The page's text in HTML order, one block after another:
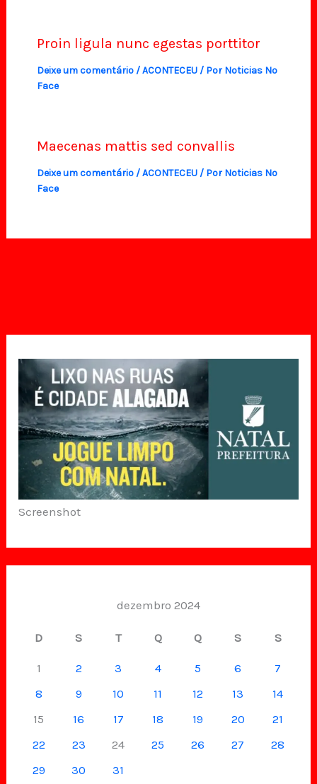
Screenshot
dezembro 2024
D S T Q Q S S
1 2 3 4 5 6
7
8
9 10 11 12 13
14
15
16 17 18 19 20
21
22
23 24 25 26 27
28
29
30 31
Proin ligula nunc egestas porttitor
Deixe um comentário /ACONTECEU/ Por Noticias No
Face
Maecenas mattis sed convallis
Deixe um comentário /ACONTECEU/ Por Noticias No
Face